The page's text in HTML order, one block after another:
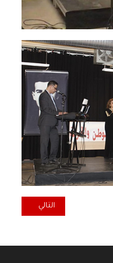
أبو هندرين في ستوكهولم
المقال التالي:
التالي